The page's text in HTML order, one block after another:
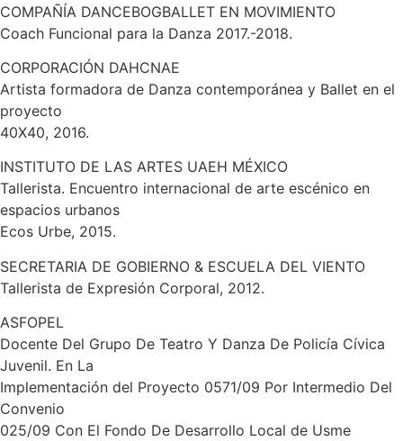
COMPAÑÍA DANCEBOGBALLET EN MOVIMIENTO
Coach Funcional para la Danza 2017.-2018.
CORPORACIÓN DAHCNAE
Artista formadora de Danza contemporánea y Ballet en el
proyecto
40X40, 2016.
INSTITUTO DE LAS ARTES UAEH MÉXICO
Tallerista. Encuentro internacional de arte escénico en
espacios urbanos
Ecos Urbe, 2015.
SECRETARIA DE GOBIERNO & ESCUELA DEL VIENTO
Tallerista de Expresión Corporal, 2012.
ASFOPEL
Docente Del Grupo De Teatro Y Danza De Policía Cívica
Juvenil. En La
Implementación del Proyecto 0571/09 Por Intermedio Del
Convenio
025/09 Con El Fondo De Desarrollo Local de Usme